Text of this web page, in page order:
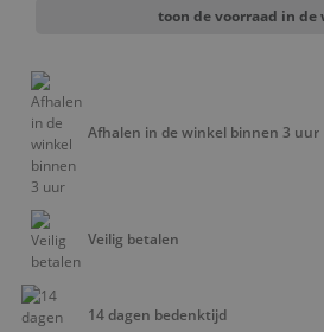
toon de voorraad in de
Afhalen in de winkel binnen 3 uur
Veilig betalen
14 dagen bedenktijd